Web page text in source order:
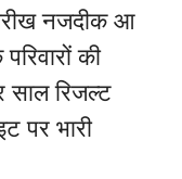
नजदीक आ
की
साल रिजल्ट
पर भारी